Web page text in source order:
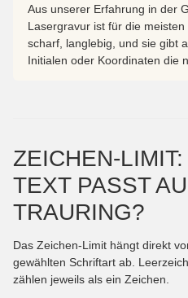
Aus unserer Erfahrung in der
Lasergravur ist für die
scharf, langlebig, und sie gibt
Initialen oder Koordinaten die
ZEICHEN-
TEXT PASST
TRAURING?
Das Zeichen-Limit hängt direkt
gewählten Schriftart ab.
zählen jeweils als ein Zeichen.